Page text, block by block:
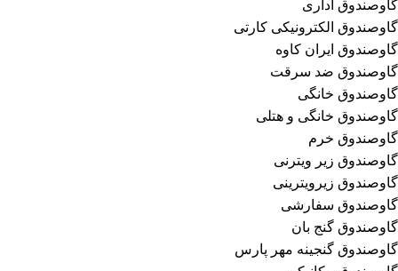
گاوصندوق اداری
گاوصندوق الکترونیکی کارتی
گاوصندوق ایران کاوه
گاوصندوق ضد سرقت
گاوصندوق خانگی
گاوصندوق خانگی و هتلی
گاوصندوق خرم
گاوصندوق زیر ویترنی
گاوصندوق زیرویترینی
گاوصندوق سفارشی
گاوصندوق گنج بان
گاوصندوق گنجینه مهر پارس